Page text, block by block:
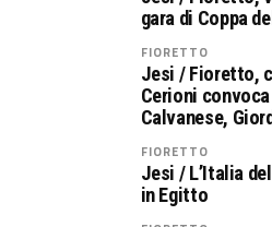
gara di Coppa
FIORETTO
Jesi / Fioretto,
Cerioni
Calvanese,
FIORETTO
Jesi / L’Italia
in Egitto